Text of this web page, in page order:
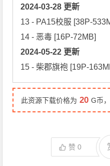
2024-03-28 更新
13 - PA15校服 [38P-
2024-05-22 更新
15 - 柴郡旗袍 [19P-
此资源下载价格为 20 G币
赞0